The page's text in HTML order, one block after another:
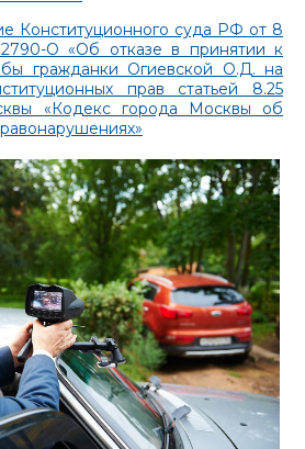
Конституционного суда РФ от 8
О «Об отказе в принятии к
гражданки Огиевской О.Д. на
прав статьей 8.25
«Кодекс города Москвы об